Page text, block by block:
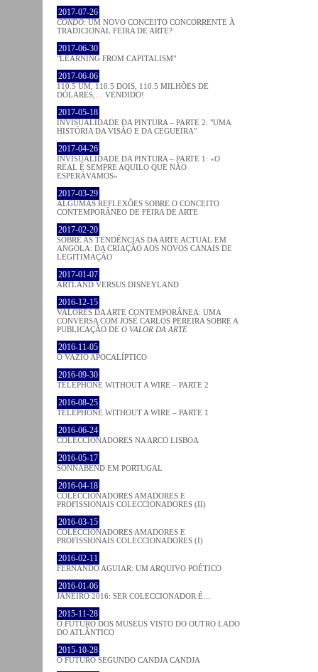
2017-07-26
CONDO: UM NOVO CONCEITO CONCORRENTE À
TRADICIONAL FEIRA DE ARTE?
2017-06-30
"LEARNING FROM CAPITALISM"
2017-06-06
110.5 UM, 110.5 DOIS, 110.5 MILHÕES DE
DÓLARES,… VENDIDO!
2017-05-18
INVISUALIDADE DA PINTURA – PARTE 2: "UMA
HISTÓRIA DA VISÃO E DA CEGUEIRA"
2017-04-26
INVISUALIDADE DA PINTURA – PARTE 1: «O
REAL É SEMPRE AQUILO QUE NÃO
ESPERÁVAMOS»
2017-03-29
ALGUMAS REFLEXÕES SOBRE O CONCEITO
CONTEMPORÂNEO DE FEIRA DE ARTE
2017-02-20
SOBRE AS TENDÊNCIAS DA ARTE ACTUAL EM
ANGOLA: DA CRIAÇÃO AOS NOVOS CANAIS DE
LEGITIMAÇÃO
2017-01-07
ARTLAND VERSUS DISNEYLAND
2016-12-15
VALORES DA ARTE CONTEMPORÂNEA: UMA
CONVERSA COM JOSÉ CARLOS PEREIRA SOBRE A
PUBLICAÇÃO DE O VALOR DA ARTE
2016-11-05
O VAZIO APOCALÍPTICO
2016-09-30
TELEPHONE WITHOUT A WIRE – PARTE 2
2016-08-25
TELEPHONE WITHOUT A WIRE – PARTE 1
2016-06-24
COLECCIONADORES NA ARCO LISBOA
2016-05-17
SONNABEND EM PORTUGAL
2016-04-18
COLECCIONADORES AMADORES E
PROFISSIONAIS COLECCIONADORES (II)
2016-03-15
COLECCIONADORES AMADORES E
PROFISSIONAIS COLECCIONADORES (I)
2016-02-11
FERNANDO AGUIAR: UM ARQUIVO POÉTICO
2016-01-06
JANEIRO 2016: SER COLECCIONADOR É…
2015-11-28
O FUTURO DOS MUSEUS VISTO DO OUTRO LADO
DO ATLÂNTICO
2015-10-28
O FUTURO SEGUNDO CANDJA CANDJA